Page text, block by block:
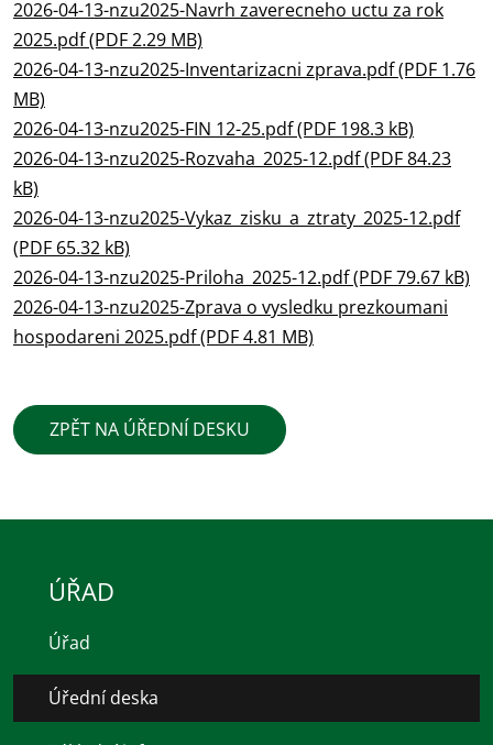
2026-04-13-nzu2025-Navrh zaverecneho uctu za rok
2025.pdf (PDF 2.29 MB)
2026-04-13-nzu2025-Inventarizacni zprava.pdf (PDF 1.76
MB)
2026-04-13-nzu2025-FIN 12-25.pdf (PDF 198.3 kB)
2026-04-13-nzu2025-Rozvaha_2025-12.pdf (PDF 84.23
kB)
2026-04-13-nzu2025-Vykaz_zisku_a_ztraty_2025-12.pdf
(PDF 65.32 kB)
2026-04-13-nzu2025-Priloha_2025-12.pdf (PDF 79.67 kB)
2026-04-13-nzu2025-Zprava o vysledku prezkoumani
hospodareni 2025.pdf (PDF 4.81 MB)
ZPĚT NA ÚŘEDNÍ DESKU
ÚŘAD
Úřad
Úřední deska